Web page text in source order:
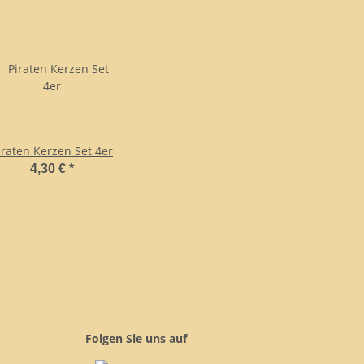
Kerzen Set 4er
4,30 € *
Folgen Sie uns auf